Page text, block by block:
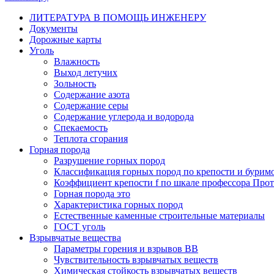
ЛИТЕРАТУРА В ПОМОЩЬ ИНЖЕНЕРУ
Документы
Дорожные карты
Уголь
Влажность
Выход летучих
Зольность
Содержание азота
Содержание серы
Содержание углерода и водорода
Спекаемость
Теплота сгорания
Горная порода
Разрушение горных пород
Классификация горных пород по крепости и
Коэффициент крепости f по шкале профессора
Горная порода это
Характеристика горных пород
Естественные каменные строительные материалы
ГОСТ уголь
Взрывчатые вещества
Параметры горения и взрывов ВВ
Чувствительность взрывчатых веществ
Химическая стойкость взрывчатых веществ